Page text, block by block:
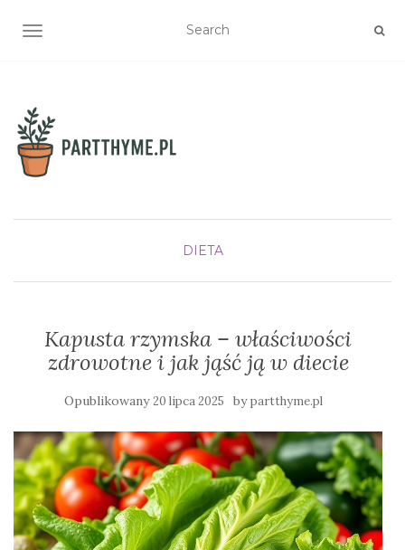
TOGGLE NAVIGATION
DIETA
Kapusta rzymska – właściwości
zdrowotne i jak jąść ją w diecie
Opublikowany20 lipca 2025 bypartthyme.pl